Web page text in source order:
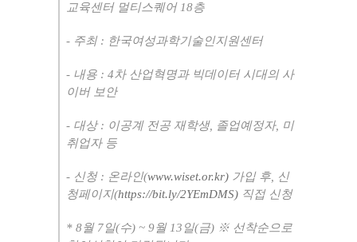
교육센터 멀티스퀘어 18층
- 주최 : 한국여성과학기술인지원센터
- 내용 : 4차 산업혁명과 빅데이터 시대의 사
이버 보안
- 대상 : 이공계 전공 재학생, 졸업예정자, 미
취업자 등
- 신청 : 온라인(www.wiset.or.kr) 가입 후, 신
청페이지(https://bit.ly/2YEmDMS) 직접 신청
* 8월 7일(수) ~ 9월 13 일(금) ※ 선착순으로